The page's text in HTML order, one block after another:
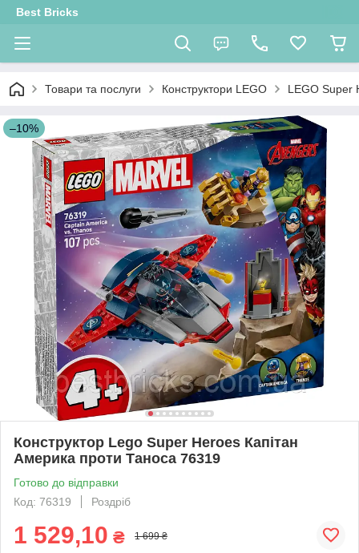
Best Bricks
Товари та послуги Конструктори LEGO LEGO Super
–10%
Конструктор Lego Super Heroes Капітан
Америка проти Таноса 76319
Готово до відправки
Код: 76319
Роздріб
1 529,10 ₴ 1 699 ₴